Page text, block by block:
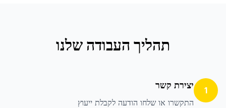
תהליך העבודה שלנו
1 יצירת קשר
התקשרו או שלחו הודעה לקבלת ייעוץ